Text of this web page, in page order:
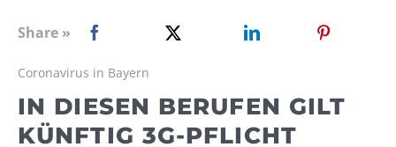
WEBRADIO
Share »
Coronavirus in Bayern
IN DIESEN BERUFEN GILT
KÜNFTIG 3G-PFLICHT